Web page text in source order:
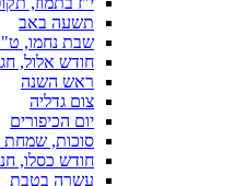
תשעה באב
שבת נחמו,
חודש אלול,
ראש השנה
צום גדליה
יום הכיפורים
סוכות, שמחת
חודש כסלו,
עשרה בטבת